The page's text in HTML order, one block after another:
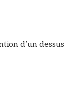
d’un dessus